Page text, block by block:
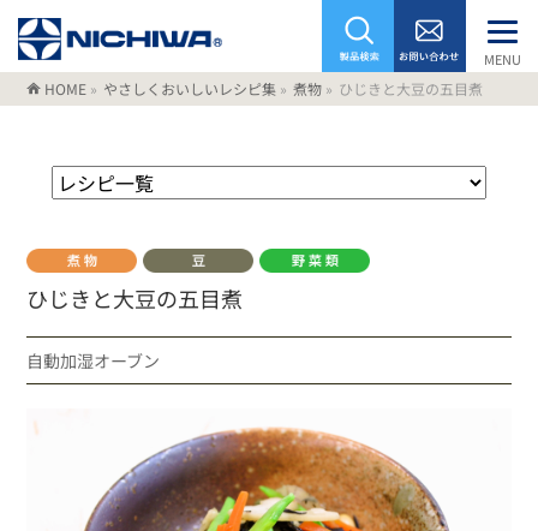
MENU
HOME » やさしくおいしいレシピ集 » 煮物 » ひじきと大豆の五目煮
ひじきと大豆の五目煮
自動加湿オーブン